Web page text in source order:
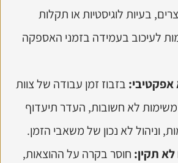
בעיות לוגיסטיות או תקלות
לעיכוב בעמידה בזמני האספקה
אפקטיבי: בזבוז זמן עבודה של צוות
לא חשובות, העדר תיעדוף
וניהול לא נכון של משאבי הזמן.
לא תקין: חוסר בקרה על ההוצאות,